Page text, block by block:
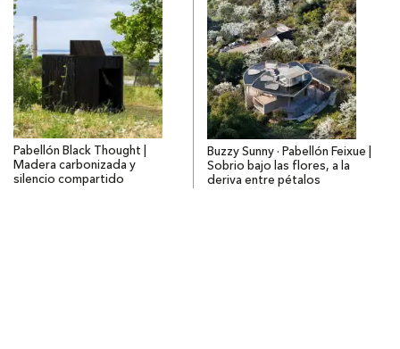
Pabellón Black Thought |
Madera carbonizada y
silencio compartido
Buzzy Sunny · Pabellón Feixue |
Sobrio bajo las flores, a la
deriva entre pétalos